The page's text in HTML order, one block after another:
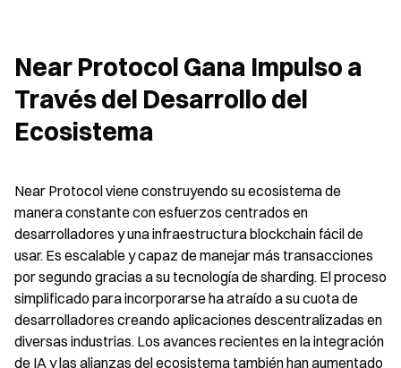
Near Protocol Gana Impulso a
Través del Desarrollo del
Ecosistema
Near Protocol viene construyendo su ecosistema de
manera constante con esfuerzos centrados en
desarrolladores y una infraestructura blockchain fácil de
usar. Es escalable y capaz de manejar más transacciones
por segundo gracias a su tecnología de sharding. El proceso
simplificado para incorporarse ha atraído a su cuota de
desarrolladores creando aplicaciones descentralizadas en
diversas industrias. Los avances recientes en la integración
de IA y las alianzas del ecosistema también han aumentado